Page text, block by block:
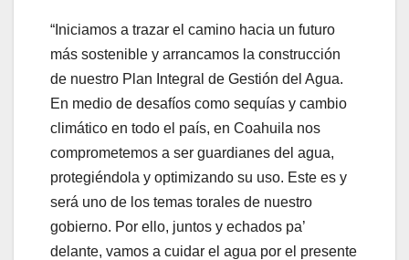
“Iniciamos a trazar el camino hacia un futuro
más sostenible y arrancamos la construcción
de nuestro Plan Integral de Gestión del Agua.
En medio de desafíos como sequías y cambio
climático en todo el país, en Coahuila nos
comprometemos a ser guardianes del agua,
protegiéndola y optimizando su uso. Este es y
será uno de los temas torales de nuestro
gobierno. Por ello, juntos y echados pa’
delante, vamos a cuidar el agua por el presente